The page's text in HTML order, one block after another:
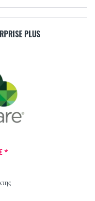
PLUS
*